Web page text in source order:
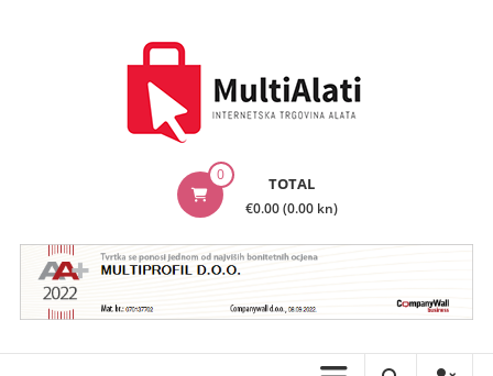
Internetska
trgovina
alata
0 TOTAL
€0.00 (0.00 kn)